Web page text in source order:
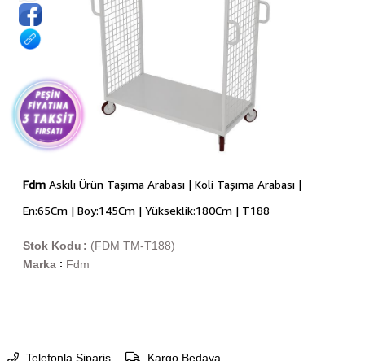
FdmAskılı Ürün Taşıma Arabası | Koli Taşıma Arabası |
En:65Cm | Boy:145Cm | Yükseklik:180Cm | T188
(FDM TM-T188)
Stok Kodu
Marka : Fdm
Telefonla Sipariş Kargo Bedava